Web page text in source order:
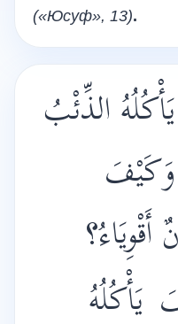
(«Юсуф», 13).
الذِّئْبُ
يَأْكُلُهُ